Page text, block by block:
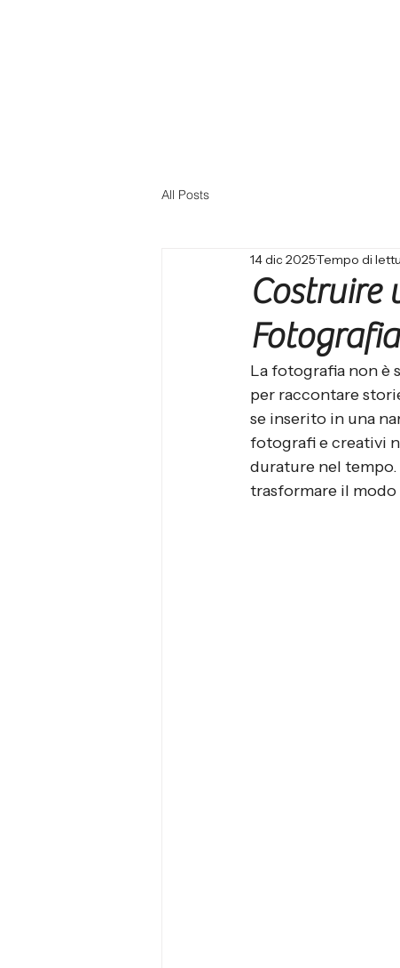
All Posts
Costruire
14 dic 2025Tempo di
La fotografia non è
per raccontare
se inserito in una
fotografi e creativi
durature nel
trasformare il